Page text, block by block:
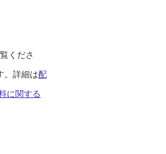
くださ
。詳細は配
に関する